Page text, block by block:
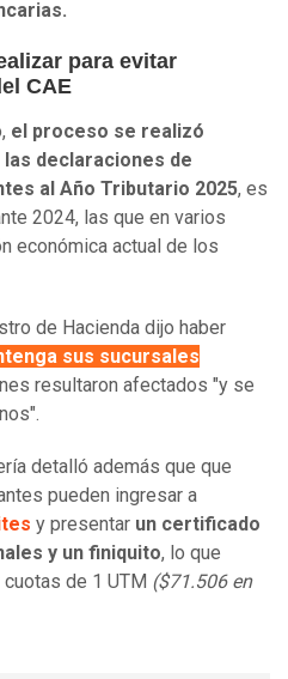
para evitar
CAE
el proceso se realizó
declaraciones de
al Año Tributario 2025, es
2024, las que en varios
económica actual de los
de Hacienda dijo haber
sus sucursales
resultaron afectados "y se
detalló además que que
pueden ingresar a
y presentar un certificado
y un finiquito, lo que
de 1 UTM ($71.506 en